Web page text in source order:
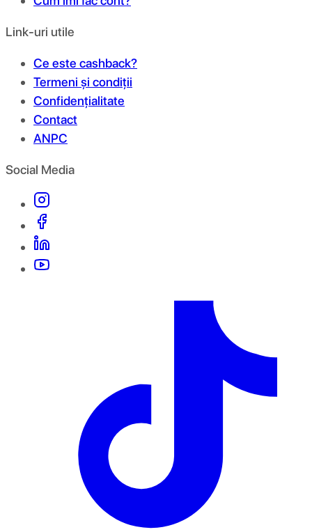
Link-uri utile
Ce este cashback?
Termeni și condiții
Confidențialitate
Contact
ANPC
Social Media